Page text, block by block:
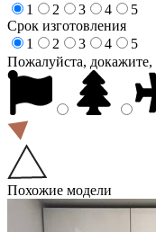
1
2 3 4
5
Срок изготовления
1
2 3 4
5
Пожалуйста,
Похожие модели